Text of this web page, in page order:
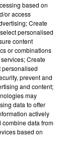
ce jeudi 6
(Aube). Du
based on
or access
Create
personalised
content
or combinations
Create
personalised
prevent and
and content;
may
data to offer
actively
data from
based on